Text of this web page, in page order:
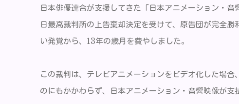
日本俳優連合が支援してきた「日本アニメーション・
日最高裁判所の上告棄却決定を受けて、原告団が完全
い発覚から、13年の歳月を費やしました。
この裁判は、テレビアニメーションをビデオ化した場
のにもかかわらず、日本アニメーション・音響映像が支